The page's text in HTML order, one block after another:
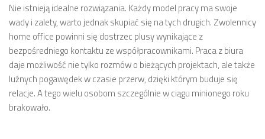
Nie istnieją idealne rozwiązania. Każdy model pracy ma swoje
wady i zalety, warto jednak skupiać się na tych drugich. Zwolennicy
home office powinni się dostrzec plusy wynikające z
bezpośredniego kontaktu ze współpracownikami. Praca z biura
daje możliwość nie tylko rozmów o bieżących projektach, ale także
luźnych pogawędek w czasie przerw, dzięki którym buduje się
relacje. A tego wielu osobom szczególnie w ciągu minionego roku
brakowało.